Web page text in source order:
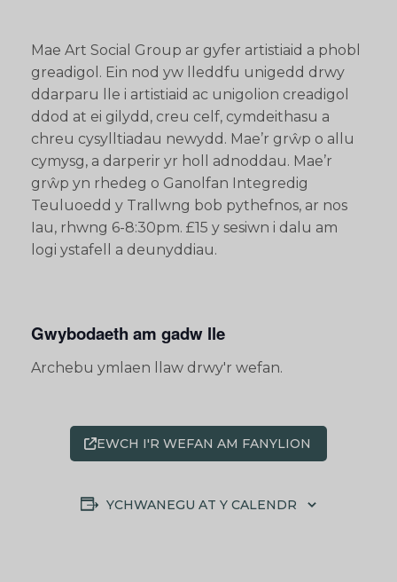
Mae Art Social Group ar gyfer artistiaid a phobl
greadigol. Ein nod yw lleddfu unigedd drwy
ddarparu lle i artistiaid ac unigolion creadigol
ddod at ei gilydd, creu celf, cymdeithasu a
chreu cysylltiadau newydd. Mae’r grŵp o allu
cymysg, a darperir yr holl adnoddau. Mae’r
grŵp yn rhedeg o Ganolfan Integredig
Teuluoedd y Trallwng bob pythefnos, ar nos
Iau, rhwng 6-8:30pm. £15 y sesiwn i dalu am
logi ystafell a deunyddiau.
Gwybodaeth am gadw lle
Archebu ymlaen llaw drwy'r wefan.
EWCH I'R WEFAN AM FANYLION
YCHWANEGU AT Y CALENDR